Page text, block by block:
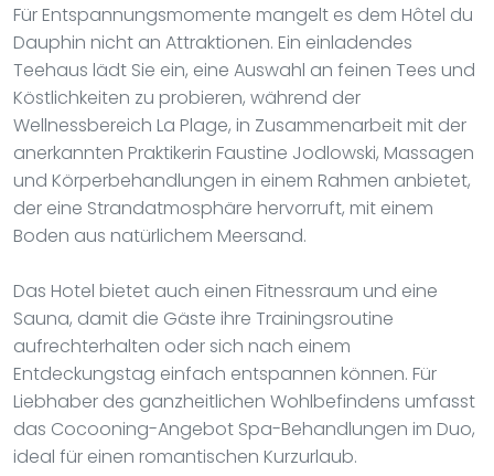
Für Entspannungsmomente mangelt es dem Hôtel du
Dauphin nicht an Attraktionen. Ein einladendes
Teehaus lädt Sie ein, eine Auswahl an feinen Tees und
Köstlichkeiten zu probieren, während der
Wellnessbereich La Plage, in Zusammenarbeit mit der
anerkannten Praktikerin Faustine Jodlowski, Massagen
und Körperbehandlungen in einem Rahmen anbietet,
der eine Strandatmosphäre hervorruft, mit einem
Boden aus natürlichem Meersand.
Das Hotel bietet auch einen Fitnessraum und eine
Sauna, damit die Gäste ihre Trainingsroutine
aufrechterhalten oder sich nach einem
Entdeckungstag einfach entspannen können. Für
Liebhaber des ganzheitlichen Wohlbefindens umfasst
das Cocooning-Angebot Spa-Behandlungen im Duo,
ideal für einen romantischen Kurzurlaub.